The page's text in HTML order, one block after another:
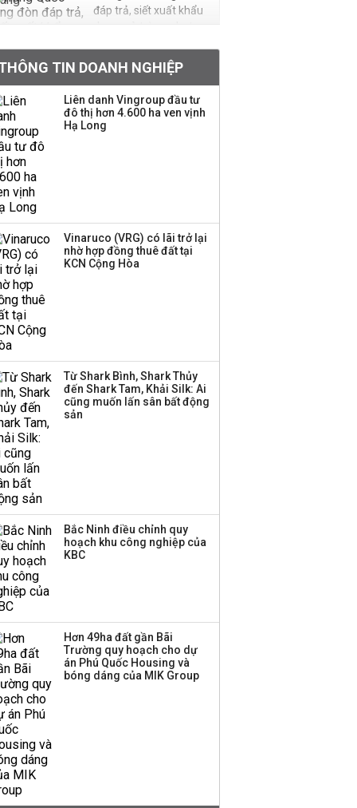
đáp trả, siết xuất khẩu
drone và trừng phạt
Hoá chất Đức Giang
công bố hai ứng viên
HĐQT, cổ phiếu DGC
tăng trần
trang, phụ kiện cao cấp
Hãng kim cương tài trợ
Lãi thuần từ dịch vụ
nhiều ngân hàng tăng
ba chữ số trong nửa
đầu năm:
TIN DOANH NGHIỆP
Liên danh Vingroup đầu tư
đô thị hơn 4.600 ha ven vịnh
Hạ Long
Vinaruco (VRG) có lãi trở lại
nhờ hợp đồng thuê đất tại
KCN Cộng Hòa
Từ Shark Bình, Shark Thủy
đến Shark Tam, Khải Silk: Ai
cũng muốn lấn sân bất động
sản
Bắc Ninh điều chỉnh quy
hoạch khu công nghiệp của
KBC
Hơn 49ha đất gần Bãi
Trường quy hoạch cho dự
án Phú Quốc Housing và
bóng dáng của MIK Group